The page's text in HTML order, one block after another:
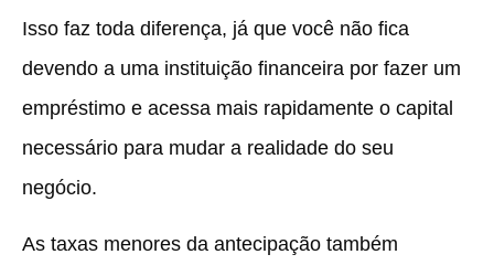
Isso faz toda diferença, já que você não fica
devendo a uma instituição financeira por fazer um
empréstimo e acessa mais rapidamente o capital
necessário para mudar a realidade do seu
negócio.
As taxas menores da antecipação também